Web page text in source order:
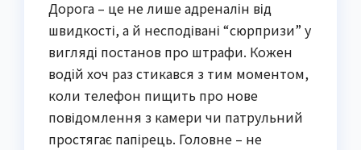
Дорога – це не лише адреналін від
швидкості, а й несподівані “сюрпризи” у
вигляді постанов про штрафи. Кожен
водій хоч раз стикався з тим моментом,
коли телефон пищить про нове
повідомлення з камери чи патрульний
простягає папірець. Головне – не